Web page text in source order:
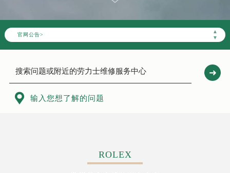
官网公告>
▲
▼
 输入您想了解的问题
ROLEX